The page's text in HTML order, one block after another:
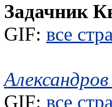
Задачник
GIF: все
GIF: все